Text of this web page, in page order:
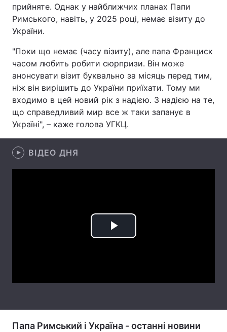
Техно і зв'язок Лайт
Зброя
Здоров'я Туризм
Цікавинки Погода
Регіони
Лонгріди
Відео з Youtube
Інтерв'ю Думки
прийняте. Однак у найближчих планах Папи
Римського, навіть, у 2025 році, немає візиту до
України.
"Поки що немає (часу візиту), але папа Франциск
часом любить робити сюрпризи. Він може
анонсувати візит буквально за місяць перед тим,
ніж він вирішить до України приїхати. Тому ми
входимо в цей новий рік з надією. З надією на те,
що справедливий мир все ж таки запанує в
Україні", – каже голова УГКЦ.
ВІДЕО ДНЯ
Play
Папа Римський і Україна - останні новини